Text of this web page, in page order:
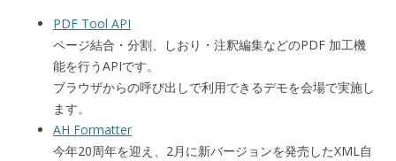
PDF Tool API
ページ結合・分割、しおり・注釈編集などのPDF 加工機
能を行うAPIです。
ブラウザからの呼び出しで利用できるデモを会場で実施し
ます。
AH Formatter
今年20周年を迎え、2月に新バージョンを発売したXML自